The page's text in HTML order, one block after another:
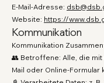
E-Mail-Adresse:
Website: https://
Kommunikation
Kommunikation
👥 Betroffene: Alle, die mit
Mail oder Online-Formular